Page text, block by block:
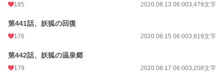
185 2020.08.13 06:003,479文字
第441話、妖狐の回復
176 2020.08.15 06:003,819文字
第442話、妖狐の温泉郷
179 2020.08.17 06:003,208文字